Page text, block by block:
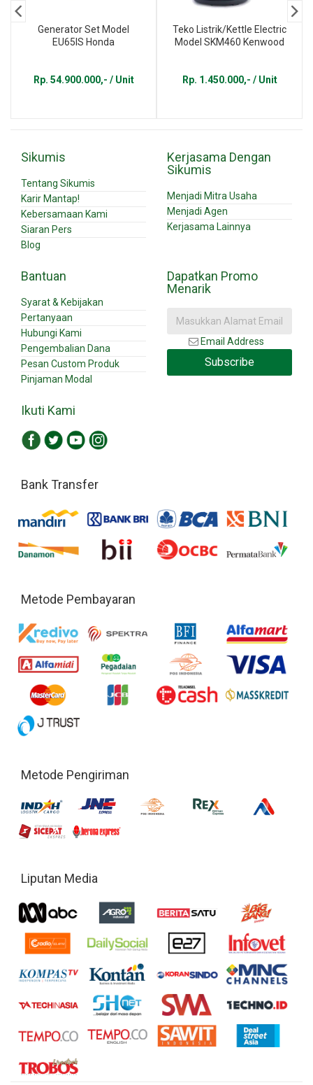
Generator Set Model
EU65IS Honda
Rp. 54.900.000,- / Unit
Teko Listrik/Kettle Electric
Model SKM460 Kenwood
Rp. 1.450.000,- / Unit
Sikumis
Tentang Sikumis
Karir Mantap!
Kebersamaan Kami
Siaran Pers
Blog
Kerjasama Dengan
Sikumis
Menjadi Mitra Usaha
Menjadi Agen
Kerjasama Lainnya
Bantuan
Syarat & Kebijakan
Pertanyaan
Hubungi Kami
Pengembalian Dana
Pesan Custom Produk
Pinjaman Modal
Dapatkan Promo
Menarik
Email Address
Subscribe
Ikuti Kami
Bank Transfer
Metode Pembayaran
Metode Pengiriman
Liputan Media